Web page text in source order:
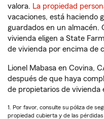
valora. La propiedad
vacaciones, está haciendo
guardados en un almacén.
vivienda eligen a State
de vivienda por encima de
Lionel Mabasa en Covina,
después de que haya
de propietarios de vivienda
1. Por favor, consulte su póliza de
propiedad cubierta y de las pérdidas